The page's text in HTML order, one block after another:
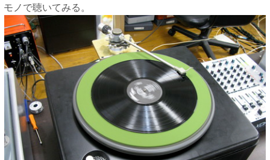
モノで聴いてみる。